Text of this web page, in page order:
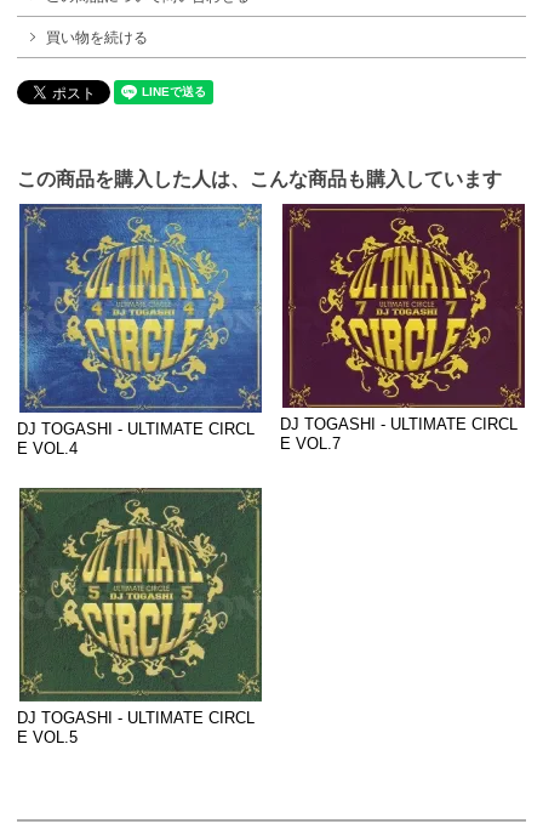
買い物を続ける
この商品を購入した人は、こんな商品も購入しています
DJ TOGASHI - ULTIMATE CIRCL
E VOL.4
DJ TOGASHI - ULTIMATE CIRCL
E VOL.7
DJ TOGASHI - ULTIMATE CIRCL
E VOL.5